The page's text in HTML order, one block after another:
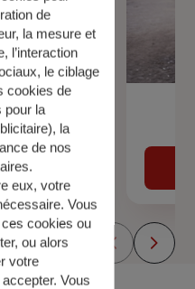
la Vie
de
la mesure et
l’interaction
le ciblage
cookies de
pour la
), la
de nos
eux, votre
Vous
cookies ou
ou alors
votre
Vous